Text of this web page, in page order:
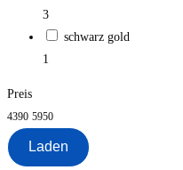
3
schwarz gold
1
Preis
4390 5950
Laden